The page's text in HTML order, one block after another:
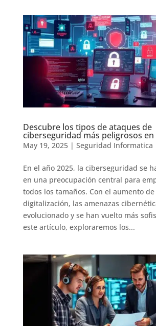
Descubre los tipos de ataques de
ciberseguridad más peligrosos en
May 19, 2025| Seguridad Informatica
En el año 2025, la ciberseguridad se
en una preocupación central para
todos los tamaños. Con el aumento de
digitalización, las amenazas
evolucionado y se han vuelto más
este artículo, exploraremos los...